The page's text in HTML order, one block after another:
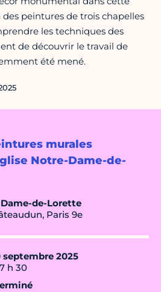
murales
Notre-Dame-de-
de-Lorette
Paris 9e
septembre 2025
h 30
peintures de trois chapelles
les techniques des
de découvrir le travail de
été mené.